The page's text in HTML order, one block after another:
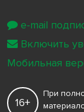
16+
При
e-mail
Включить
Мобильная